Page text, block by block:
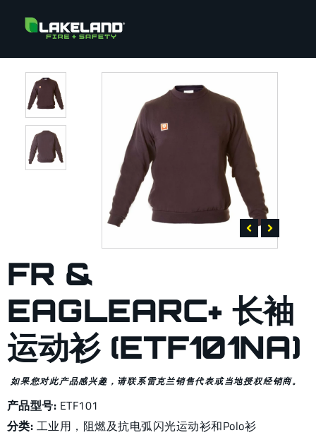
FR &
EAGLEARC+ 长袖
运动衫 (ETF101NA)
如果您对此产品感兴趣，请联系雷克兰销售代表或当地授权经销商。
产品型号: ETF101
分类: 工业用 ， 阻燃及抗电弧闪光运动衫和Polo衫